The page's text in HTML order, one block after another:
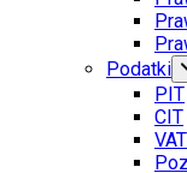
Podatki
PIT
CIT
VAT